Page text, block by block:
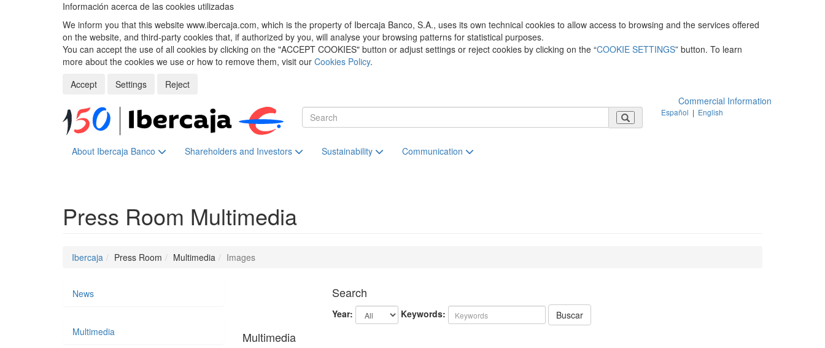
Información acerca de las cookies utilizadas
We inform you that this website www.ibercaja.com, which is the property of Ibercaja Banco, S.A., uses its own technical cookies to allow access to browsing and the services offered
on the website, and third-party cookies that, if authorized by you, will analyse your browsing patterns for statistical purposes.
You can accept the use of all cookies by clicking on the "ACCEPT COOKIES" button or adjust settings or reject cookies by clicking on the “COOKIE SETTINGS” button. To learn
more about the cookies we use or how to remove them, visit our Cookies Policy.
Accept
Settings
Reject
Commercial Information
Español | English
About Ibercaja Banco Shareholders and Investors Sustainability Communication
Press Room Multimedia
Ibercaja Press Room Multimedia Images
Search
Year: Keywords: Buscar
Multimedia
News
Multimedia